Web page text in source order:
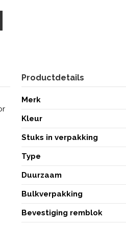
Productdetails
Merk
Kleur
Stuks in verpakking
Type
Duurzaam
Bulkverpakking
Bevestiging remblok